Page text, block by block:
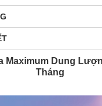
Maximum Dung
Tháng